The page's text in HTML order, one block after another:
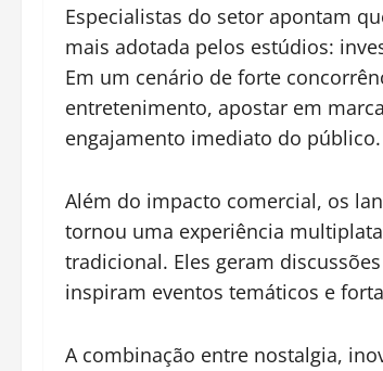
Especialistas do setor apontam
mais adotada pelos estúdios:
Em um cenário de forte
entretenimento, apostar em
engajamento imediato do público.
Além do impacto comercial, os
tornou uma experiência
tradicional. Eles geram
inspiram eventos temáticos e
A combinação entre nostalgia,